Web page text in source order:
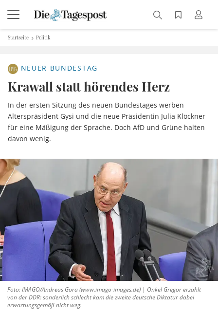
Startseite Politik
NEUER BUNDESTAG
Krawall statt hörendes Herz
In der ersten Sitzung des neuen Bundestages werben
Alterspräsident Gysi und die neue Präsidentin Julia Klöckner
für eine Mäßigung der Sprache. Doch AfD und Grüne halten
davon wenig.
Foto: IMAGO/Andreas Gora (www.imago-images.de) | Onkel Gregor erzählt
von der DDR: sonderlich schlecht kam die zweite deutsche Diktatur dabei
erwartungsgemäß nicht weg.